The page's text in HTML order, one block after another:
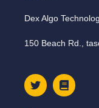
Dex Algo
150 Beach Rd.,